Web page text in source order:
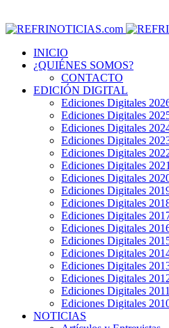
INICIO
¿QUIÉNES SOMOS?
CONTACTO
EDICIÓN DIGITAL
Ediciones Digitales
Ediciones Digitales
Ediciones Digitales
Ediciones Digitales
Ediciones Digitales
Ediciones Digitales 2021
Ediciones Digitales
Ediciones Digitales
Ediciones Digitales
Ediciones Digitales
Ediciones Digitales
Ediciones Digitales
Ediciones Digitales
Ediciones Digitales
Ediciones Digitales
Ediciones Digitales 2011
Ediciones Digitales
NOTICIAS